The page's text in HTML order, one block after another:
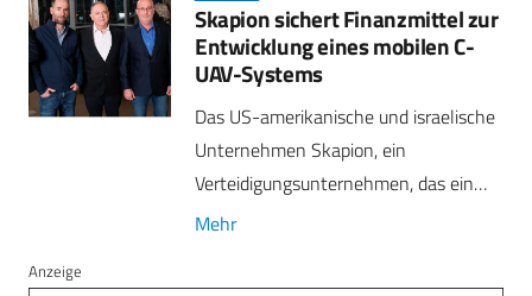
Skapion sichert Finanzmittel zur
Entwicklung eines mobilen C-
UAV-Systems
Das US-amerikanische und israelische
Unternehmen Skapion, ein
Verteidigungsunternehmen, das ein…
Mehr
Anzeige